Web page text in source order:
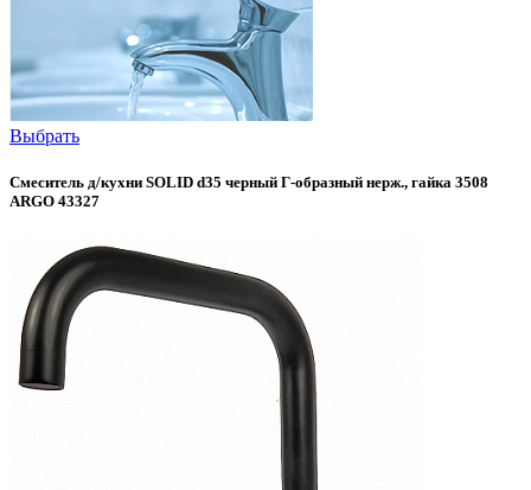
Выбрать
Смеситель д/кухни SOLID d35 черный Г-образный нерж., гайка 3508
ARGO 43327